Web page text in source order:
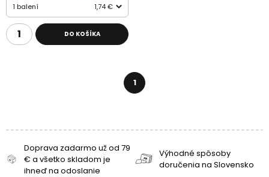
1 balení 1,74 €
DO KOŠÍKA
1
Doprava zadarmo už od 79
€ a všetko skladom je
ihneď na odoslanie
Výhodné spôsoby
doručenia na Slovensko